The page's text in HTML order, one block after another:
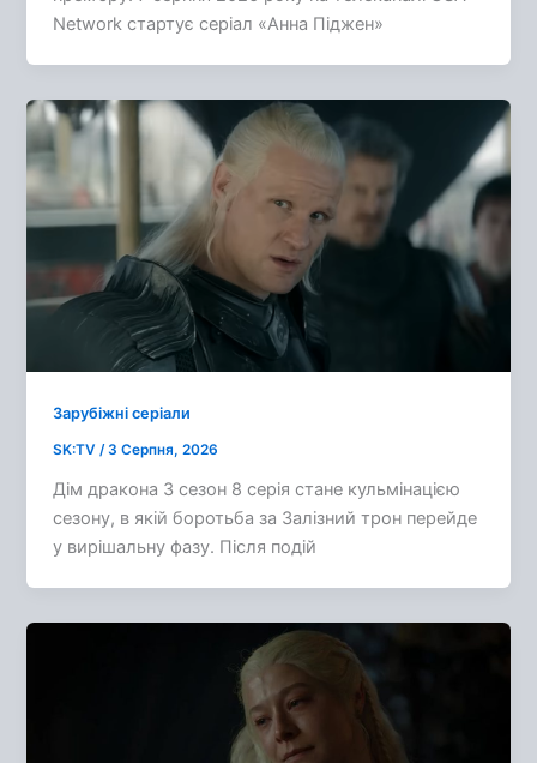
Network стартує серіал «Анна Піджен»
Зарубіжні серіали
SK:TV/3 Серпня, 2026
Дім дракона 3 сезон 8 серія стане кульмінацією
сезону, в якій боротьба за Залізний трон перейде
у вирішальну фазу. Після подій